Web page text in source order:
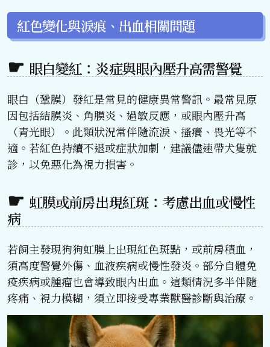
紅色變化與淚痕、出血相關問題
眼白變紅：炎症與眼內壓升高需警覺
眼白（鞏膜）發紅是常見的健康異常警訊。最常見原
因包括結膜炎、角膜炎、過敏反應，或眼內壓升高
（青光眼）。此類狀況常伴隨流淚、搔癢、畏光等不
適。若紅色持續不退或症狀加劇，建議儘速帶犬隻就
診，以免惡化為視力損害。
虹膜或前房出現紅斑：考慮出血或慢性
病
若飼主發現狗狗虹膜上出現紅色斑點，或前房積血，
須高度警覺外傷、血液疾病或慢性發炎。部分自體免
疫疾病或腫瘤也會導致眼內出血。這類情況多半伴隨
疼痛、視力模糊，須立即接受專業獸醫診斷與治療。